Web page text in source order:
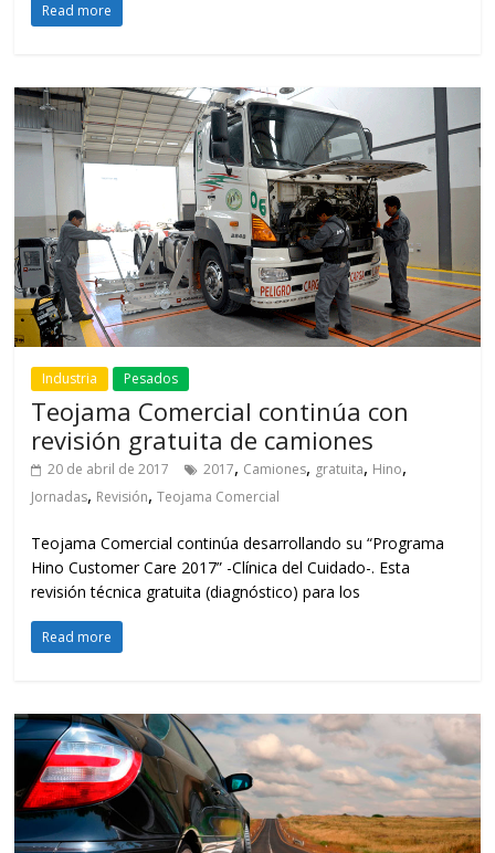
Read more
Industria Pesados
Teojama Comercial continúa con
revisión gratuita de camiones
20 de abril de 2017 2017, Camiones, gratuita, Hino,
Jornadas, Revisión,Teojama Comercial
Teojama Comercial continúa desarrollando su “Programa
Hino Customer Care 2017” -Clínica del Cuidado-. Esta
revisión técnica gratuita (diagnóstico) para los
Read more